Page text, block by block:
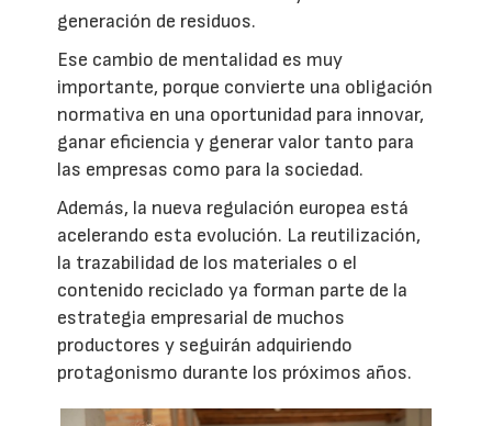
generación de residuos.
Ese cambio de mentalidad es muy
importante, porque convierte una obligación
normativa en una oportunidad para innovar,
ganar eficiencia y generar valor tanto para
las empresas como para la sociedad.
Además, la nueva regulación europea está
acelerando esta evolución. La reutilización,
la trazabilidad de los materiales o el
contenido reciclado ya forman parte de la
estrategia empresarial de muchos
productores y seguirán adquiriendo
protagonismo durante los próximos años.